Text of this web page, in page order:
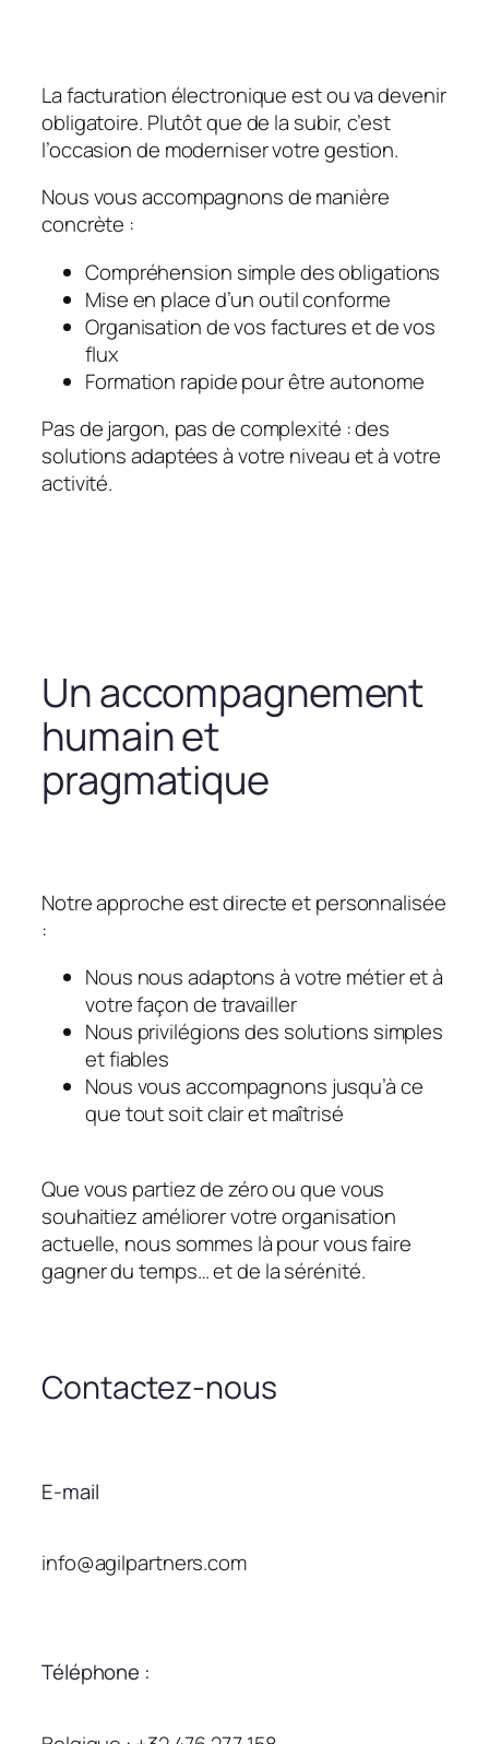
La facturation électronique est ou va devenir
obligatoire. Plutôt que de la subir, c’est
l’occasion de moderniser votre gestion.
Nous vous accompagnons de manière
concrète :
Compréhension simple des obligations
Mise en place d’un outil conforme
Organisation de vos factures et de vos
flux
Formation rapide pour être autonome
Pas de jargon, pas de complexité : des
solutions adaptées à votre niveau et à votre
activité.
Un accompagnement
humain et
pragmatique
Notre approche est directe et personnalisée
:
Nous nous adaptons à votre métier et à
votre façon de travailler
Nous privilégions des solutions simples
et fiables
Nous vous accompagnons jusqu’à ce
que tout soit clair et maîtrisé
Que vous partiez de zéro ou que vous
souhaitiez améliorer votre organisation
actuelle, nous sommes là pour vous faire
gagner du temps… et de la sérénité.
Contactez-nous
E-mail
info@agilpartners.com
Téléphone :